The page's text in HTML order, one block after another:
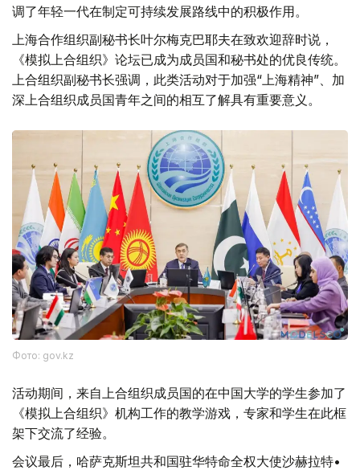
调了年轻一代在制定可持续发展路线中的积极作用。
上海合作组织副秘书长叶尔梅克巴耶夫在致欢迎辞时说，
《模拟上合组织》论坛已成为成员国和秘书处的优良传统。
上合组织副秘书长强调，此类活动对于加强“上海精神”、加
深上合组织成员国青年之间的相互了解具有重要意义。
Фото: gov.kz
活动期间，来自上合组织成员国的在中国大学的学生参加了
《模拟上合组织》机构工作的教学游戏，专家和学生在此框
架下交流了经验。
会议最后，哈萨克斯坦共和国驻华特命全权大使沙赫拉特•